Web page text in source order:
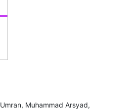
Muhammad Arsyad,